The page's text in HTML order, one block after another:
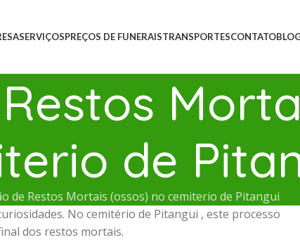
SERVIÇOSPREÇOS DE FUNERAISTRANSPORTESCONTATO
de
de Restos Mortais (ossos) no cemiterio de Pitangui
No cemitério de Pitangui , este processo
dos restos mortais.